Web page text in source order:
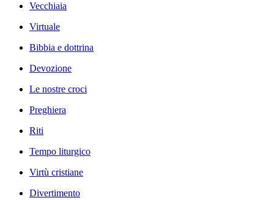
Vecchiaia
Virtuale
Bibbia e dottrina
Devozione
Le nostre croci
Preghiera
Riti
Tempo liturgico
Virtù cristiane
Divertimento